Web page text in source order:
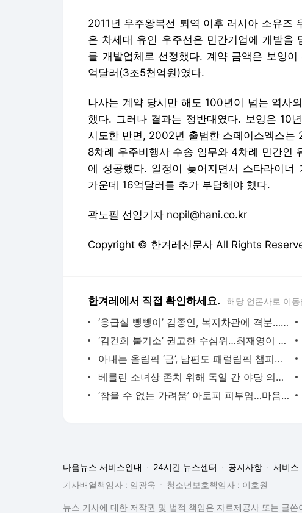
2011년 우주왕복선 퇴역 이후 러시아 소유즈
은 차세대 유인 우주선은 민간기업에 개발을
를 개발업체로 선정했다. 계약 금액은 보잉
억달러(3조5천억원)였다.
나사는 계약 당시만 해도 100년이 넘는 역사
했다. 그러나 결과는 정반대였다. 보잉은 10
시도한 반면, 2002년 출범한 스페이스엑스는
8차례 우주비행사 수송 임무와 4차례 민간인
에 성공했다. 일정이 늦어지면서 스타라이
가운데 16억달러를 추가 부담해야 했다.
곽노필 선임기자 nopil@hani.co.kr
Copyright © 한겨레신문사 All Rights
한겨레에서 직접 확인하세요. 해당 언론사로 이동
‘응급실 뺑뺑이’ 김종인, 복지차관에 격분…“전화하면 경증? 몰상식”
‘김건희 불기소’ 권고한 수심위…최재영이 신청한 수심위는 열릴까?
아내는 올림픽 ‘금’, 남편도 패럴림픽 챔피언…파리 접수한 육상 부부
베를린 소녀상 존치 위해 독일 간 야당 의원단…“대안 고민 약속받아”
‘참을 수 없는 가려움’ 아토피 피부염…마음도 상처받았지만
다음뉴스 서비스안내 24시간 뉴스센터 공지사항
서비스
기사배열책임자 : 임광욱
청소년보호책임자 : 이호원
뉴스 기사에 대한 저작권 및 법적 책임은 자료제공사 또는 글